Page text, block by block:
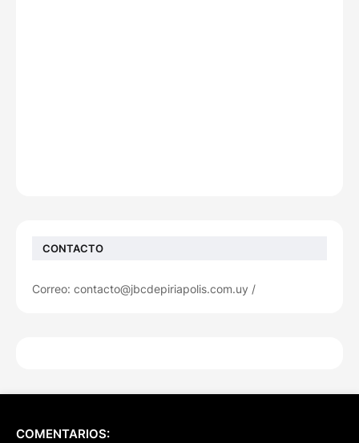
CONTACTO
Correo: contacto@jbcdepiriapolis.com.uy /
COMENTARIOS: